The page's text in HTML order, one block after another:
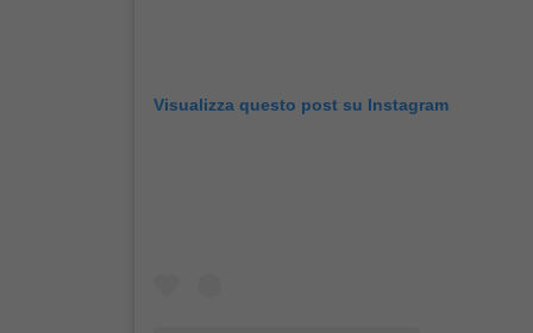
Visualizza questo post su Instagram